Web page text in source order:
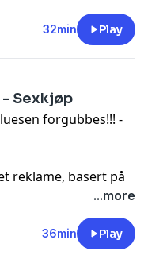
og dine valg
32min Play
Sexkjøp
forgubbes!!! -
reklame, basert på
og dine valg
...more
36min Play